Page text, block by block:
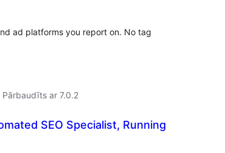
ad platforms you report on. No tag
Pārbaudīts ar 7.0.2
SEO Specialist, Running